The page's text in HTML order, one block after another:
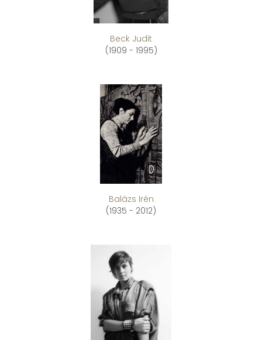
Beck Judit
(1909 - 1995)
Balázs Irén
(1935 - 2012)